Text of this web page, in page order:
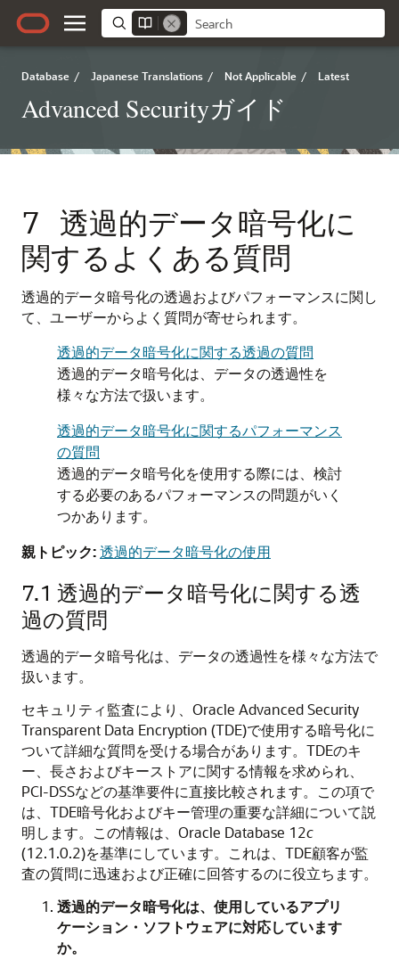
Database / Japanese Translations / Not Applicable / Latest
Advanced Securityガイド
7 透過的データ暗号化に
関するよくある質問
透過的データ暗号化の透過およびパフォーマンスに関し
て、ユーザーからよく質問が寄せられます。
透過的データ暗号化に関する透過の質問
透過的データ暗号化は、データの透過性を
様々な方法で扱います。
透過的データ暗号化に関するパフォーマンス
の質問
透過的データ暗号化を使用する際には、検討
する必要のあるパフォーマンスの問題がいく
つかあります。
親トピック:透過的データ暗号化の使用
7.1 透過的データ暗号化に関する透
過の質問
透過的データ暗号化は、データの透過性を様々な方法で
扱います。
セキュリティ監査により、Oracle Advanced Security
Transparent Data Encryption (TDE)で使用する暗号化に
ついて詳細な質問を受ける場合があります。TDEのキ
ー、長さおよびキーストアに関する情報を求められ、
PCI-DSSなどの基準要件に直接比較されます。この項で
は、TDE暗号化およびキー管理の重要な詳細について説
明します。この情報は、Oracle Database 12c
(12.1.0.2)を基準にしています。これは、TDE顧客が監
査の質問に迅速および正確に回答するのに役立ちます。
透過的データ暗号化は、使用しているアプリ
ケーション・ソフトウェアに対応しています
か。